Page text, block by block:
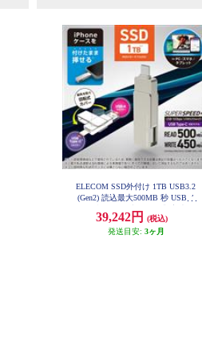
ELECOM SSD外付け 1TB USB3.2
(Gen2) 読込最大500MB 秒 USBメ
peC USB-A両対応 シルバー ESD-E
PA1000GSV
39,242円
(税込)
発送目安: 3ヶ月